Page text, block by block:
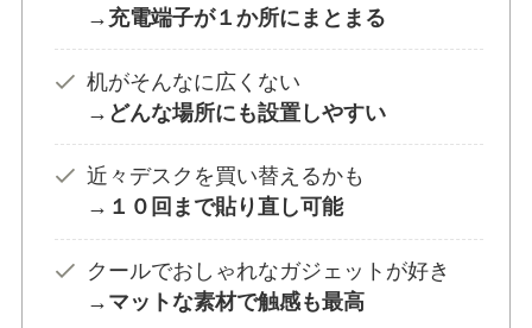
→充電端子が１か所にまとまる
机がそんなに広くない
→どんな場所にも設置しやすい
近々デスクを買い替えるかも
→１０回まで貼り直し可能
クールでおしゃれなガジェットが好き
→マットな素材で触感も最高